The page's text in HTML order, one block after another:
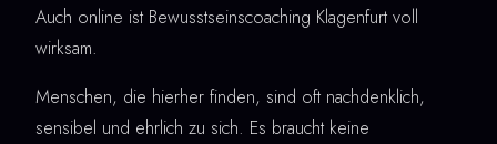
Auch online ist Bewusstseinscoaching Klagenfurt voll
wirksam.
Menschen, die hierher finden, sind oft nachdenklich,
sensibel und ehrlich zu sich. Es braucht keine